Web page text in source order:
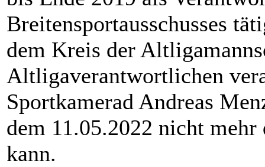
Breitensportausschusses
dem Kreis der
Altligaverantwortlichen
Sportkamerad Andreas
dem 11.05.2022 nicht
kann.